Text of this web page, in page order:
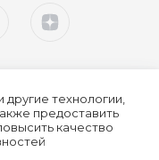
технологии,
предоставить
качество